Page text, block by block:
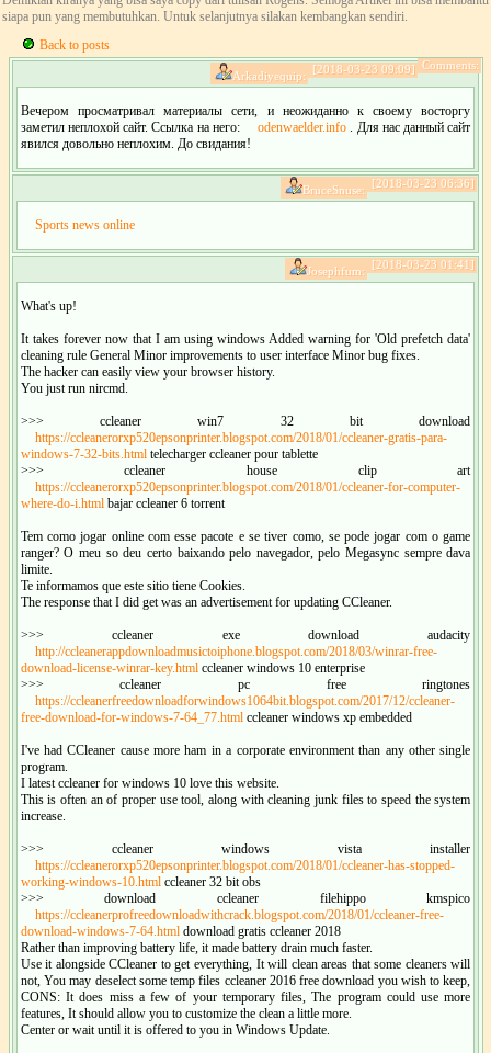
siapa pun yang membutuhkan. Untuk selanjutnya silakan kembangkan sendiri.
Back to posts
Comments:
[2018-03-23 09:09]
Arkadiyequip:
Вечером просматривал материалы сети, и неожиданно к своему восторгу
заметил неплохой сайт. Ссылка на него:
odenwaelder.info . Для нас данный сайт
явился довольно неплохим. До свидания!
[2018-03-23 06:36]
BruceSnuse:
Sports news online
[2018-03-23 01:41]
Josephfum:
What's up!
It takes forever now that I am using windows Added warning for 'Old prefetch data'
cleaning rule General Minor improvements to user interface Minor bug fixes.
The hacker can easily view your browser history.
You just run nircmd.
>>> ccleaner win7 32 bit download
https://ccleanerorxp520epsonprinter.blogspot.com/2018/01/ccleaner-gratis-para-
windows-7-32-bits.htmltelecharger ccleaner pour tablette
>>> ccleaner house clip art
https://ccleanerorxp520epsonprinter.blogspot.com/2018/01/ccleaner-for-computer-
where-do-i.htmlbajar ccleaner 6 torrent
Tem como jogar online com esse pacote e se tiver como, se pode jogar com o game
ranger? O meu so deu certo baixando pelo navegador, pelo Megasync sempre dava
limite.
Te informamos que este sitio tiene Cookies.
The response that I did get was an advertisement for updating CCleaner.
>>> ccleaner exe download audacity
http://ccleanerappdownloadmusictoiphone.blogspot.com/2018/03/winrar-free-
download-license-winrar-key.htmlccleaner windows 10 enterprise
>>> ccleaner pc free ringtones
https://ccleanerfreedownloadforwindows1064bit.blogspot.com/2017/12/ccleaner-
free-download-for-windows-7-64_77.htmlccleaner windows xp embedded
I've had CCleaner cause more ham in a corporate environment than any other single
program.
I latest ccleaner for windows 10 love this website.
This is often an of proper use tool, along with cleaning junk files to speed the system
increase.
>>> ccleaner windows vista installer
https://ccleanerorxp520epsonprinter.blogspot.com/2018/01/ccleaner-has-stopped-
working-windows-10.htmlccleaner 32 bit obs
>>> download ccleaner filehippo kmspico
https://ccleanerprofreedownloadwithcrack.blogspot.com/2018/01/ccleaner-free-
download-windows-7-64.htmldownload gratis ccleaner 2018
Rather than improving battery life, it made battery drain much faster.
Use it alongside CCleaner to get everything, It will clean areas that some cleaners will
not, You may deselect some temp files ccleaner 2016 free download you wish to keep,
CONS: It does miss a few of your temporary files, The program could use more
features, It should allow you to customize the clean a little more.
Center or wait until it is offered to you in Windows Update.